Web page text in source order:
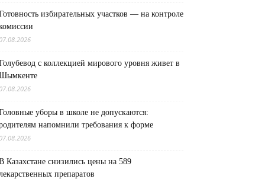
избирательных участков — на контроле
с коллекцией мирового уровня живет в
уборы в школе не допускаются:
напомнили требования к форме
Казахстане снизились цены на 589
препаратов